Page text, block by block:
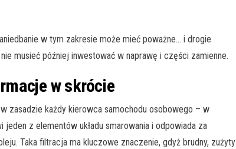
w tym zakresie może mieć poważne… i drogie
musieć później inwestować w naprawę i części zamienne.
w skrócie
zasadzie każdy kierowca samochodu osobowego – w
z elementów układu smarowania i odpowiada za
Taka filtracja ma kluczowe znaczenie, gdyż brudny, zużyty